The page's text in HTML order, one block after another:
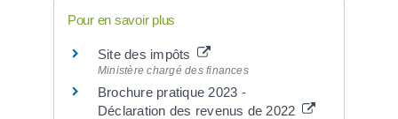
Pour en savoir plus
Site des impôts
Ministère chargé des finances
Brochure pratique 2023 -
Déclaration des revenus de 2022